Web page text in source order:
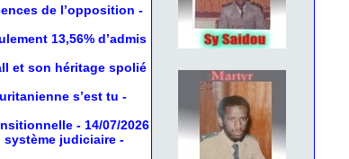
de l’opposition -
13,56% d’admis
et son héritage spolié
s’est tu -
- 14/07/2026
système judiciaire -